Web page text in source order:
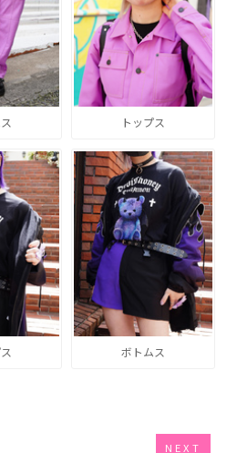
トップス
ボトムス
NEXT